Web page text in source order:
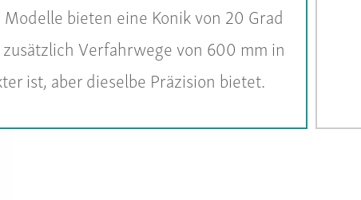
bieten eine Konik von 20 Grad
Verfahrwege von 600 mm in
ist, aber dieselbe Präzision bietet.